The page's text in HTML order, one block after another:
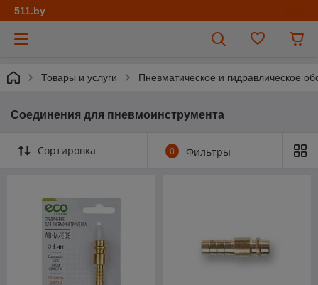
511.by
Товары и услуги Пневматическое и гидравлическое
Соединения для пневмоинструмента
Сортировка 0 Фильтры